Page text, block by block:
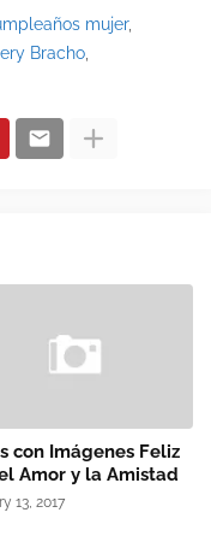
mujer
Bracho
con Imágenes Feliz
Amor y la Amistad
13, 2017